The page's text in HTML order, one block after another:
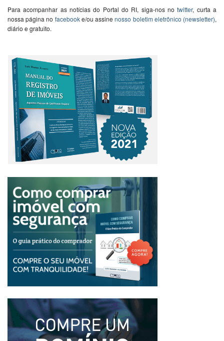
Para acompanhar as notícias do Portal do RI, siga-nos notwitter, curta a
nossa página no facebooke/ou assinenosso boletim eletrônico (newsletter),
diário e gratuito.